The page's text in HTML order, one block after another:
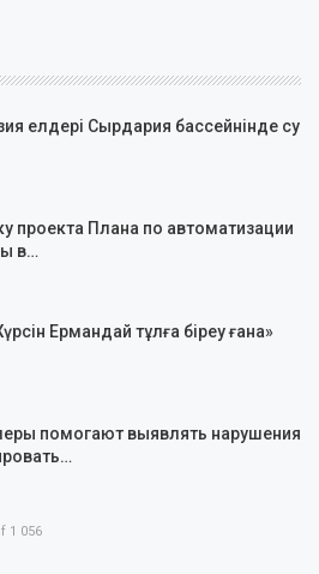
елдері Сырдария бассейнінде су
проекта Плана по автоматизации
в…
Ермандай тұлға біреу ғана»
помогают выявлять нарушения
1 056